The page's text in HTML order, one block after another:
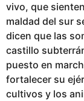
vivo, que
maldad del sur
dicen que las
castillo
puesto en
fortalecer su
cultivos y los